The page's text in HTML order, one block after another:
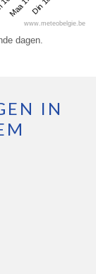
Maa 17Din 18
www.meteobelgie.be
dagen.
IN